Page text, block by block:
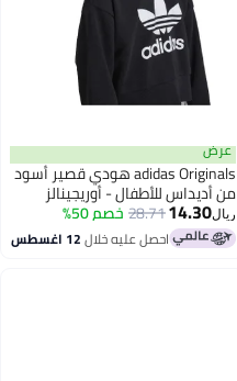
عرض
adidas Originals هودي قصير أسود
من أديداس للأطفال - أوريجينالز
ريال14.30
28.71خصم 50%
احصل عليه خلال12 اغسطس